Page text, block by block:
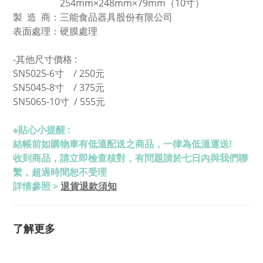
254mm×248mm×79mm （10寸）
製 造 商：三能食品器具股份有限公司
表面處理：硬膜處理
-其他尺寸價格 :
SN5025-6寸
/250元
SN5045-8寸 / 375元
SN5065-10寸 / 555元
※貼心小提醒 :
結帳前如購物車有低溫配送之商品，一律為低溫運送!
收到商品，請立即檢查核對，有問題請於七日內與我們聯
繫，超過時間恕不受理
詳情參照 >退貨退款須知
了解更多